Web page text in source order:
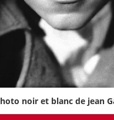
noir et blanc de jean